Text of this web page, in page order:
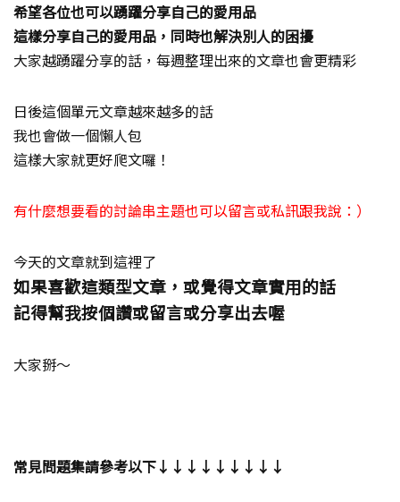
希望各位也可以踴躍分享自己的愛用品
這樣分享自己的愛用品，同時也解決別人的困擾
大家越踴躍分享的話，每週整理出來的文章也會更精彩
日後這個單元文章越來越多的話
我也會做一個懶人包
這樣大家就更好爬文囉！
有什麼想要看的討論串主題也可以留言或私訊跟我說：）
今天的文章就到這裡了
如果喜歡這類型文章，或覺得文章實用的話
記得幫我按個讚或留言或分享出去喔
大家掰～
常見問題集請參考以下↓↓↓↓↓↓↓↓↓